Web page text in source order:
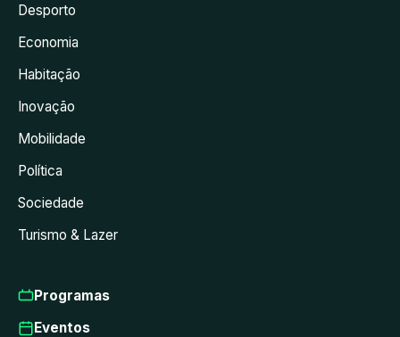
Desporto
Economia
Habitação
Inovação
Mobilidade
Política
Sociedade
Turismo & Lazer
Programas
Eventos